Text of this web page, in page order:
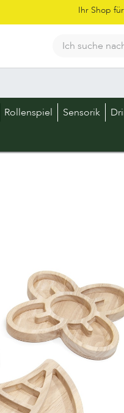
Ihr Shop
Rollenspiel Sensorik